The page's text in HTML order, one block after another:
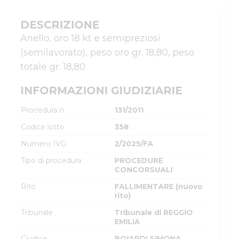
DESCRIZIONE
Anello, oro 18 kt e semipreziosi
(semilavorato), peso oro gr. 18,80, peso
totale gr. 18,80
INFORMAZIONI GIUDIZIARIE
Procedura n.
131/2011
Codice lotto
358
Numero IVG
2/2025/FA
Tipo di procedura
PROCEDURE
CONCORSUALI
Rito
FALLIMENTARE (nuovo
rito)
Tribunale
Tribunale di REGGIO
EMILIA